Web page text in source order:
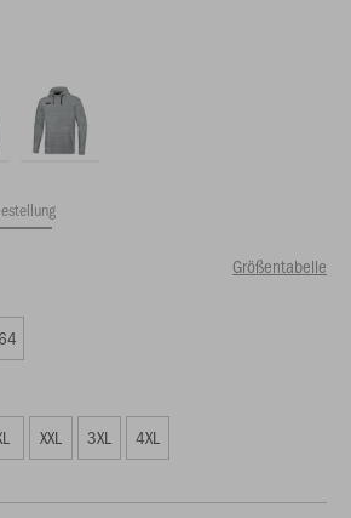
Größentabelle
XXL 3XL 4XL